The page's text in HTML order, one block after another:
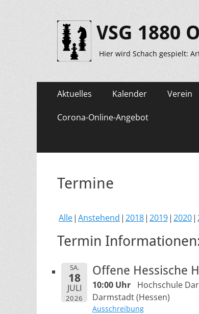
VSG 1880
Hier wird Schach gespielt:
Primäres
Zum
Inhalt
springen
Aktuelles Kalender Verein
Corona-Online-Angebot
Termine
Alle Anstehend 2018 2019 2020
Termin
SA.
18
JULI
2026
Offene Hessische
10:00 Uhr
Hochschule
Darmstadt (Hessen)
Ausschreibung